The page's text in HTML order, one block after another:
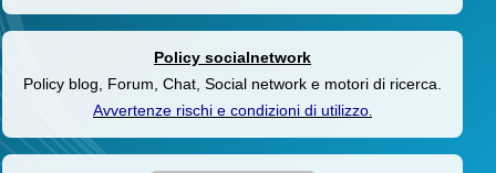
Policy socialnetwork
Policy blog, Forum, Chat, Social network e motori di ricerca.
Avvertenze rischi e condizioni di utilizzo.